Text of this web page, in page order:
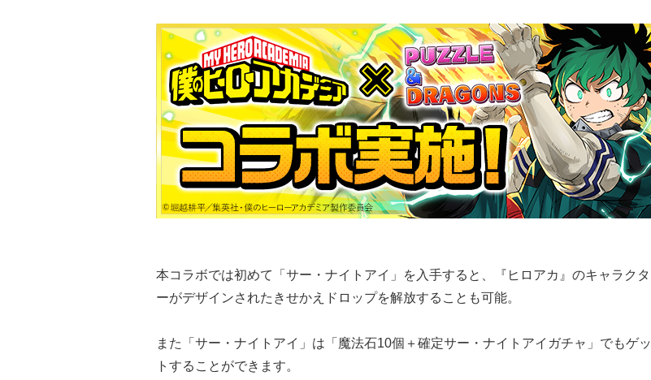
本コラボでは初めて「サー・ナイトアイ」を入手すると、『ヒロアカ』のキャラクタ
ーがデザインされたきせかえドロップを解放することも可能。
また「サー・ナイトアイ」は「魔法石10個＋確定サー・ナイトアイガチャ」でもゲッ
トすることができます。